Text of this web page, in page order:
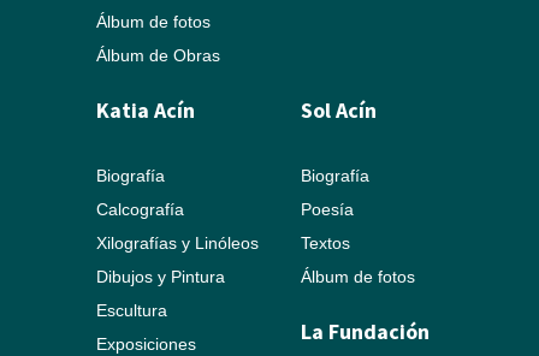
Álbum de fotos
Álbum de Obras
Katia Acín
Biografía
Calcografía
Xilografías y Linóleos
Dibujos y Pintura
Escultura
Exposiciones
Sol Acín
Biografía
Poesía
Textos
Álbum de fotos
La Fundación